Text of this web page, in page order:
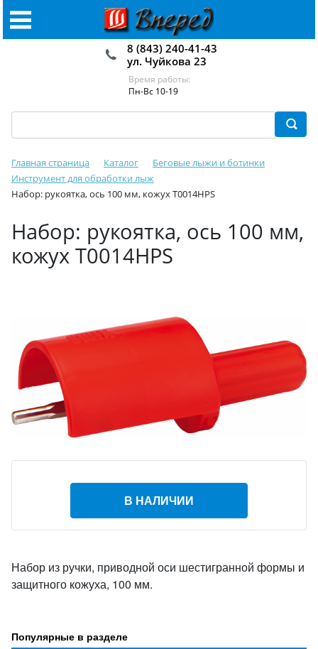
8 (843) 240-41-43
ул. Чуйкова 23
Время работы:
Пн-Вс 10-19
Главная страница Каталог
Беговые лыжи и ботинки
Инструмент для обработки лыж
Набор: рукоятка, ось 100 мм, кожух T0014HPS
Набор: рукоятка, ось 100 мм,
кожух T0014HPS
В НАЛИЧИИ
Набор из ручки, приводной оси шестигранной формы и
защитного кожуха, 100 мм.
Популярные в разделе